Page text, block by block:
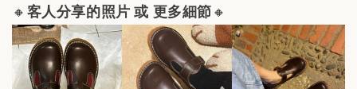
🔸 客人分享的照片 或 更多細節 🔸